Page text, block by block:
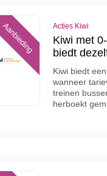
Aanbieding Acties Kiwi
Kiwi met
biedt
Kiwi biedt
wanneer
treinen
herboekt